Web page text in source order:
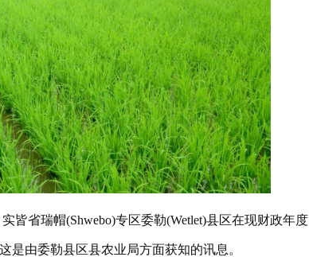
皆省瑞帽(Shwebo)专区委勒(Wetlet)县区在现财政年度
是由委勒县区县农业局方面获知的讯息。